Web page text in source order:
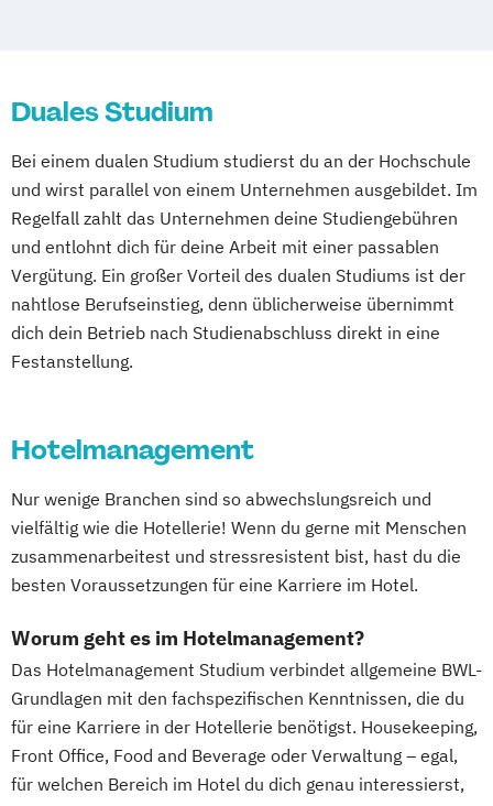
Duales Studium
Bei einem dualen Studium studierst du an der Hochschule
und wirst parallel von einem Unternehmen ausgebildet. Im
Regelfall zahlt das Unternehmen deine Studiengebühren
und entlohnt dich für deine Arbeit mit einer passablen
Vergütung. Ein großer Vorteil des dualen Studiums ist der
nahtlose Berufseinstieg, denn üblicherweise übernimmt
dich dein Betrieb nach Studienabschluss direkt in eine
Festanstellung.
Hotelmanagement
Nur wenige Branchen sind so abwechslungsreich und
vielfältig wie die Hotellerie! Wenn du gerne mit Menschen
zusammenarbeitest und stressresistent bist, hast du die
besten Voraussetzungen für eine Karriere im Hotel.
Worum geht es im Hotelmanagement?
Das Hotelmanagement Studium verbindet allgemeine BWL-
Grundlagen mit den fachspezifischen Kenntnissen, die du
für eine Karriere in der Hotellerie benötigst. Housekeeping,
Front Office, Food and Beverage oder Verwaltung – egal,
für welchen Bereich im Hotel du dich genau interessierst,